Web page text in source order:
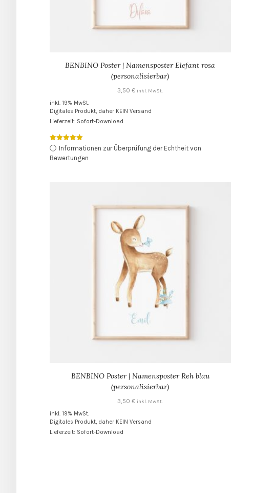
BENBINO Poster | Namensposter Elefant rosa
(personalisierbar)
3,50€ inkl. MwSt.
inkl. 19% MwSt.
Digitales Produkt, daher KEIN Versand
Lieferzeit: Sofort-Download
Bewertet mit
5.00
von 5
ⓘ Informationen zur Überprüfung der Echtheit von
Bewertungen
BENBINO Poster | Namensposter Reh blau
(personalisierbar)
3,50€ inkl. MwSt.
inkl. 19% MwSt.
Digitales Produkt, daher KEIN Versand
Lieferzeit: Sofort-Download